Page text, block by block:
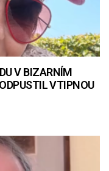
V BIZARNÍM
VTIPNOU